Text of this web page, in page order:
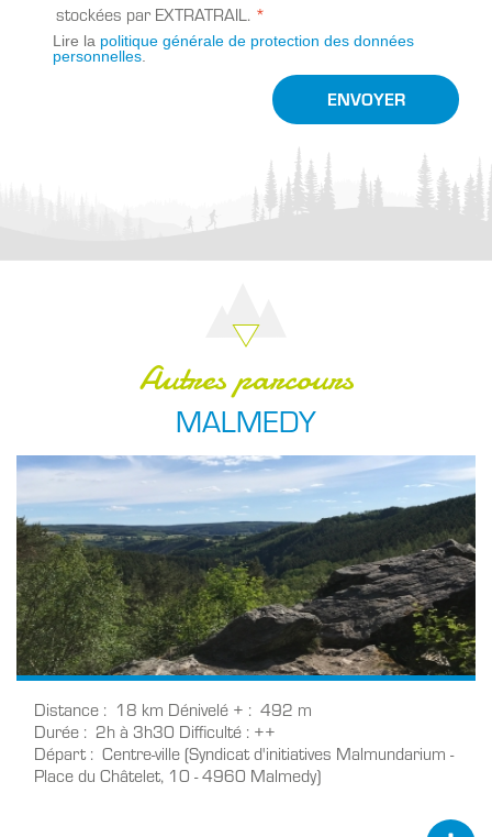
stockées par EXTRATRAIL.
Lire la politique générale de protection des données
personnelles
ENVOYER
Autres parcours
MALMEDY
Distance 18 km Dénivelé +
492 m
Durée
2h à 3h30 Difficulté ++
Départ
Centre-ville (Syndicat d'initiatives Malmundarium -
Place du Châtelet, 10 - 4960 Malmedy)